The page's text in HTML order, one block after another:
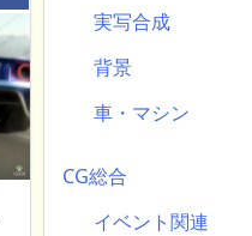
実写合成
背景
車・マシン
CG総合
イベント関連